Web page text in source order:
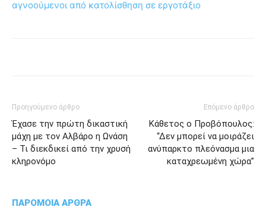
αγνοούμενοι από κατολίσθηση σε εργοτάξιο
Προηγούμενο άρθρο
Έχασε την πρώτη δικαστική
μάχη με τον Αλβάρο η Ωνάση
– Τι διεκδικεί από την χρυσή
κληρονόμο
Επόμενο άρθρο
Κάθετος ο Προβόπουλος:
“Δεν μπορεί να μοιράζει
ανύπαρκτο πλεόνασμα μια
καταχρεωμένη χώρα”
ΠΑΡΟΜΟΙΑ ΑΡΘΡΑ